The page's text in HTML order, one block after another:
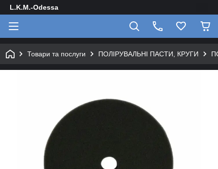
L.K.M.-Odessa
Товари та послуги ПОЛІРУВАЛЬНІ ПАСТИ, КРУГИ